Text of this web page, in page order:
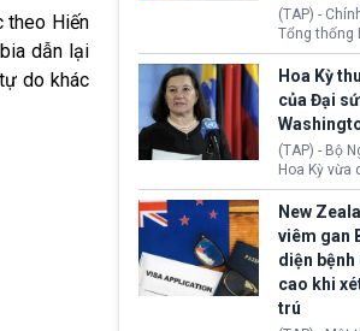
theo Hiến
dẫn lại
do khác
(TAP) -
Tổng thống
Trump đã
khoảng 100
quan từng
luật Quyền
Khẩn cấp
(IEEPA).
diễn ra sau
hồi tháng 2
Tối cao Hoa
(SCOTUS)
việc áp thuế
hoàn toàn
Hoa Kỳ
của Đại
(TAP) - Bộ
Hoa Kỳ vừa
thu hồi thị
của bà
Ribeiro
Brazil tại
Động thái
trong bối
chấp ngoại
chính quyền
New
viêm gan
diện bệnh
cao khi
trú